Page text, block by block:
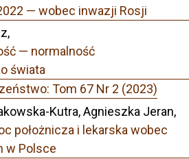
— wobec inwazji Rosji
— normalność
świata
Tom 67 Nr 2 (2023)
Kutra, Agnieszka Jeran,
położnicza i lekarska wobec
w Polsce